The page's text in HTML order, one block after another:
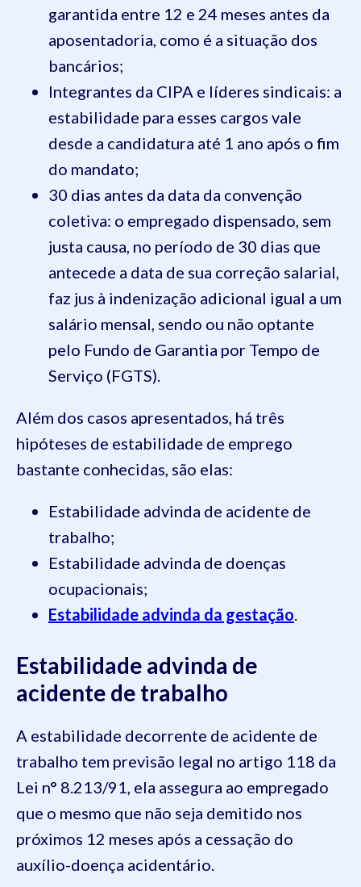
garantida entre 12 e 24 meses antes da
aposentadoria, como é a situação dos
bancários;
Integrantes da CIPA e líderes sindicais: a
estabilidade para esses cargos vale
desde a candidatura até 1 ano após o fim
do mandato;
30 dias antes da data da convenção
coletiva: o empregado dispensado, sem
justa causa, no período de 30 dias que
antecede a data de sua correção salarial,
faz jus à indenização adicional igual a um
salário mensal, sendo ou não optante
pelo Fundo de Garantia por Tempo de
Serviço (FGTS).
Além dos casos apresentados, há três
hipóteses de estabilidade de emprego
bastante conhecidas, são elas:
Estabilidade advinda de acidente de
trabalho;
Estabilidade advinda de doenças
ocupacionais;
Estabilidade advinda da gestação
Estabilidade advinda de
acidente de trabalho
A estabilidade decorrente de acidente de
trabalho tem previsão legal no artigo 118 da
Lei n° 8.213/91, ela assegura ao empregado
que o mesmo que não seja demitido nos
próximos 12 meses após a cessação do
auxílio-doença acidentário.